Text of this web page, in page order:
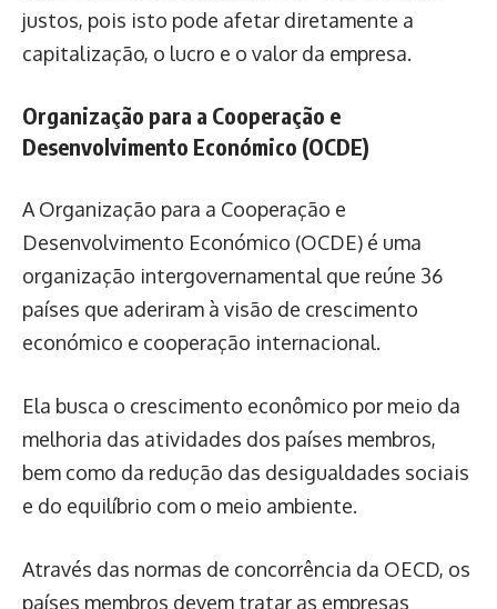
justos, pois isto pode afetar diretamente a
capitalização, o lucro e o valor da empresa.
Organização para a Cooperação e
Desenvolvimento Económico (OCDE)
A Organização para a Cooperação e
Desenvolvimento Económico (OCDE) é uma
organização intergovernamental que reúne 36
países que aderiram à visão de crescimento
económico e cooperação internacional.
Ela busca o crescimento econômico por meio da
melhoria das atividades dos países membros,
bem como da redução das desigualdades sociais
e do equilíbrio com o meio ambiente.
Através das normas de concorrência da OECD, os
países membros devem tratar as empresas